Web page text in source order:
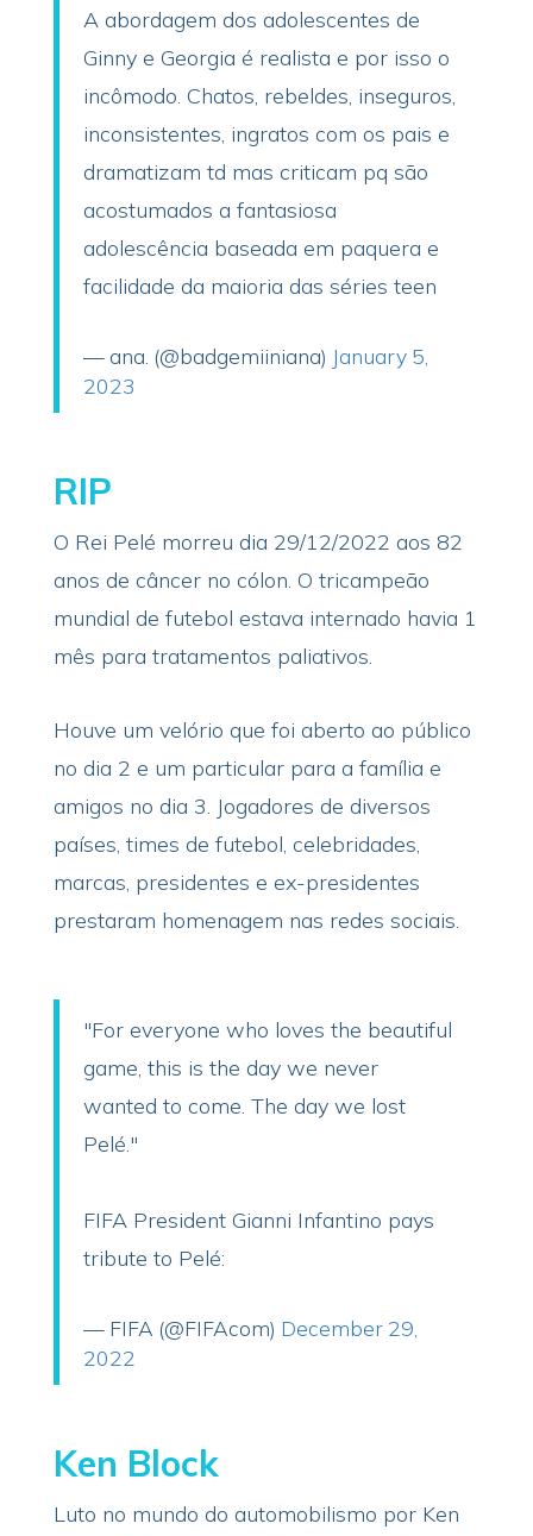
A abordagem dos adolescentes de
Ginny e Georgia é realista e por isso o
incômodo. Chatos, rebeldes, inseguros,
inconsistentes, ingratos com os pais e
dramatizam td mas criticam pq são
acostumados a fantasiosa
adolescência baseada em paquera e
facilidade da maioria das séries teen
— ana. (@badgemiiniana) January 5,
2023
RIP
O Rei Pelé morreu dia 29/12/2022 aos 82
anos de câncer no cólon. O tricampeão
mundial de futebol estava internado havia 1
mês para tratamentos paliativos.
Houve um velório que foi aberto ao público
no dia 2 e um particular para a família e
amigos no dia 3. Jogadores de diversos
países, times de futebol, celebridades,
marcas, presidentes e ex-presidentes
prestaram homenagem nas redes sociais.
"For everyone who loves the beautiful
game, this is the day we never
wanted to come. The day we lost
Pelé."
FIFA President Gianni Infantino pays
tribute to Pelé:
— FIFA (@FIFAcom) December 29,
2022
Ken Block
Luto no mundo do automobilismo por Ken